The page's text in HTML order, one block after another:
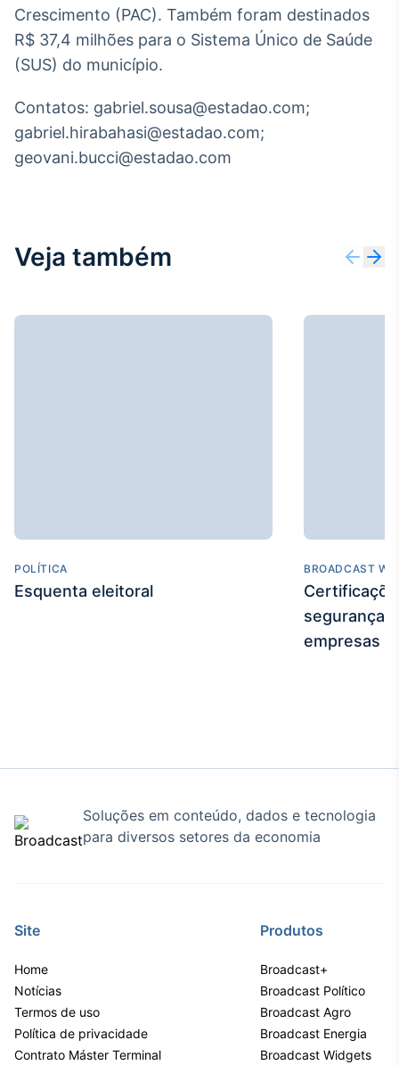
Broadcast
Radar
conteúdos
Broadcast
Crédito
Em breve
Crescimento (PAC). Também foram destinados
R$ 37,4 milhões para o Sistema Único de Saúde
(SUS) do município.
Contatos: gabriel.sousa@estadao.com;
gabriel.hirabahasi@estadao.com;
geovani.bucci@estadao.com
Veja também
POLÍTICA
Esquenta eleitoral
BROADCAST
segurança
empresas
Soluções em conteúdo, dados e tecnologia
para diversos setores da economia
Site
Home
Notícias
Termos de uso
Política de privacidade
Contrato Máster Terminal
Produtos
Broadcast+
Broadcast Político
Broadcast Agro
Broadcast Energia
Broadcast Widgets